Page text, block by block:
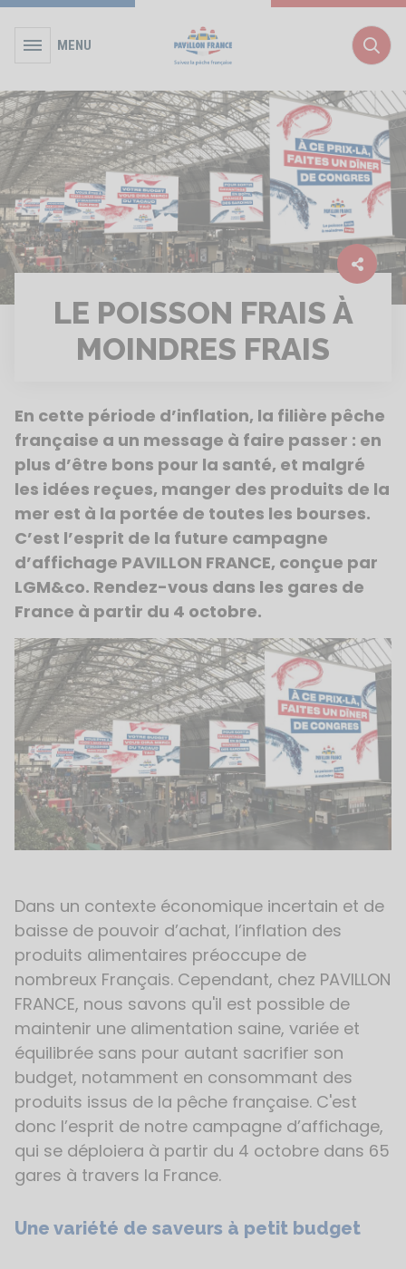
MENU
LE POISSON FRAIS À
MOINDRES FRAIS
En cette période d’inflation, la filière pêche
française a un message à faire passer : en
plus d’être bons pour la santé, et malgré
les idées reçues, manger des produits de la
mer est à la portée de toutes les bourses.
C’est l’esprit de la future campagne
d’affichage PAVILLON FRANCE, conçue par
LGM&co. Rendez-vous dans les gares de
France à partir du 4 octobre.
Dans un contexte économique incertain et de
baisse de pouvoir d’achat, l’inflation des
produits alimentaires préoccupe de
nombreux Français. Cependant, chez PAVILLON
FRANCE, nous savons qu'il est possible de
maintenir une alimentation saine, variée et
équilibrée sans pour autant sacrifier son
budget, notamment en consommant des
produits issus de la pêche française. C'est
donc l’esprit de notre campagne d’affichage,
qui se déploiera à partir du 4 octobre dans 65
gares à travers la France.
Une variété de saveurs à petit budget